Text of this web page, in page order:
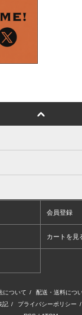
会員登録
カートを見
について / 配送・送料につ
記 / プライバシーポリシー /